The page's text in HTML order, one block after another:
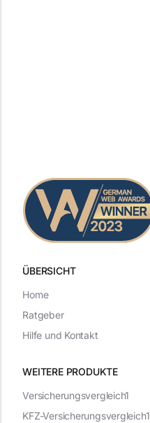
ÜBERSICHT
WEITERE PRODUKTE
Versicherungsvergleich1
KFZ-Versicherungsvergleich1
Home
Ratgeber
Hilfe und Kontakt